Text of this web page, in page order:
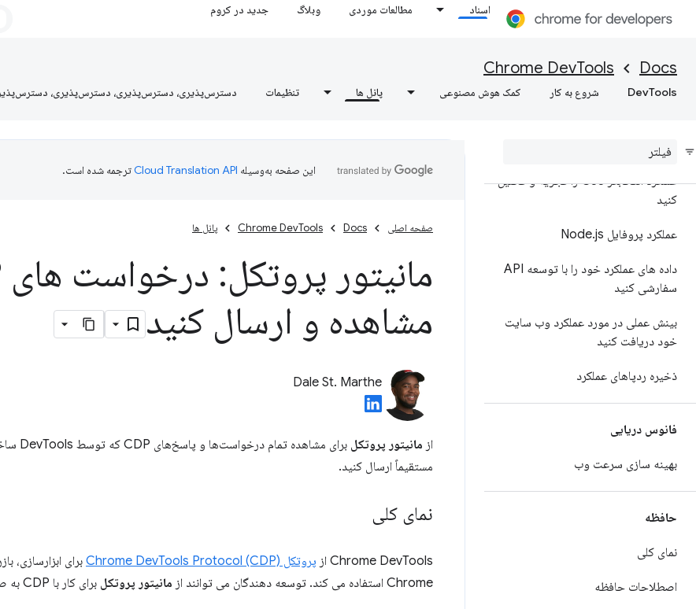
اسناد مطالعات موردی وبلاگ جدید در کروم
Docs
Chrome DevTools
DevTools شروع به کار کمک هوش مصنوعی پانل ها تنظیمات دسترس‌پذیری، دسترس‌پذیری، دسترس‌پذیری،
یافته های عملکرد خود را حاشیه
های عملکرد خود را حاشیه نویسی کنید
و به اشتراک بگذارید
مرجع رویداد خط زمانی
عملکرد انتخابگر CSS را تجزیه و تحلیل
کنید
عملکرد پروفایل Node .js
داده های عملکرد خود را با توسعه API
سفارشی کنید
بینش عملی در مورد عملکرد وب سایت
خود دریافت کنید
ذخیره ردپاهای عملکرد
فانوس دریایی
بهینه سازی سرعت وب
حافظه
نمای کلی
اصطلاحات حافظه
این صفحه به‌وسیله ترجمه شده است.
صفحه اصلی Docs
Chrome DevTools پانل ها
مشاهده و ارسال کنید
Dale St. Marthe
از مانیتور پروتکل
مستقیماً ارسال کنید.
نمای کلی
Chrome DevTools از پروتکل Chrome DevTools Protocol (CDP)
برای ابزارسازی،
Chrome استفاده می کند. توسعه دهندگان می توانند از
مانیتور پروتکل برای کار با CDP به صورت برنامه نویسی استفاده کنند.